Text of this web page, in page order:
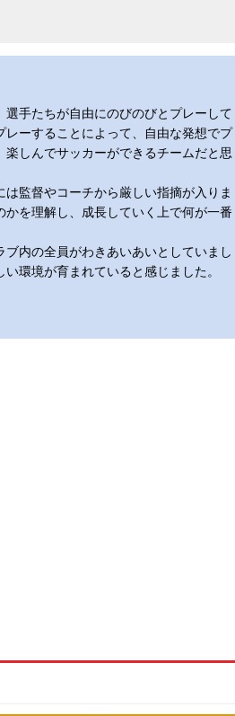
手たちが自由にのびのびとプレーして
ーすることによって、自由な発想でプ
しんでサッカーができるチームだと思
監督やコーチから厳しい指摘が入りま
を理解し、成長していく上で何が一番
内の全員がわきあいあいとしていまし
環境が育まれていると感じました。